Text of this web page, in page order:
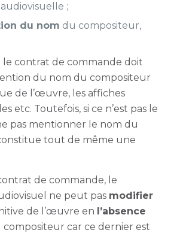
;
du nom du compositeur,
: le contrat de commande doit
du nom du compositeur
de l’œuvre, les affiches
etc. Toutefois, si ce n’est pas le
pas mentionner le nom du
tout de même une
de commande, le
ne peut pas modifier
de l’œuvre en l’absence
compositeur car ce dernier est